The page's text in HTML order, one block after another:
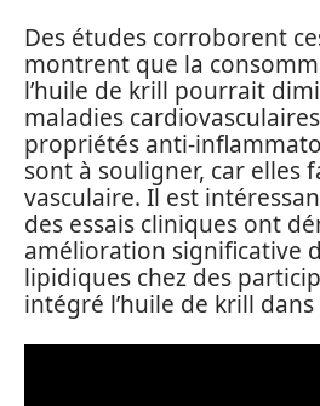
Des études corroborent
montrent que la
l’huile de krill pourrait
maladies
propriétés anti-
sont à souligner, car elles
vasculaire. Il est
des essais cliniques ont
amélioration significative
lipidiques chez des
intégré l’huile de krill